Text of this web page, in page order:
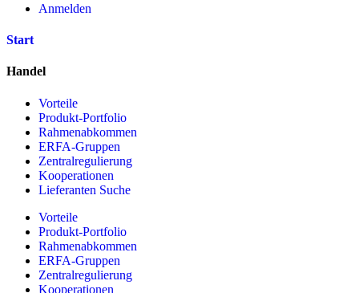
Anmelden
Start
Handel
Vorteile
Produkt-Portfolio
Rahmenabkommen
ERFA-Gruppen
Zentralregulierung
Kooperationen
Lieferanten Suche
Vorteile
Produkt-Portfolio
Rahmenabkommen
ERFA-Gruppen
Zentralregulierung
Kooperationen